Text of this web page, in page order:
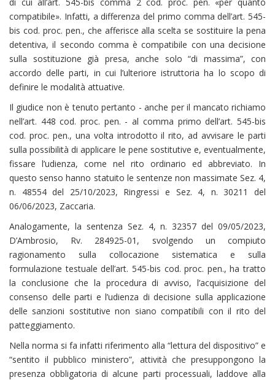
compatibile». Infatti, a differenza del primo comma dell’art. 545-
bis cod. proc. pen., che afferisce alla scelta se sostituire la pena
detentiva, il secondo comma è compatibile con una decisione
sulla sostituzione già presa, anche solo “di massima”, con
accordo delle parti, in cui l’ulteriore istruttoria ha lo scopo di
definire le modalità attuative.
Il giudice non è tenuto pertanto - anche per il mancato richiamo
nell’art. 448 cod. proc. pen. - al comma primo dell’art. 545-bis
cod. proc. pen., una volta introdotto il rito, ad avvisare le parti
sulla possibilità di applicare le pene sostitutive e, eventualmente,
fissare l’udienza, come nel rito ordinario ed abbreviato. In
questo senso hanno statuito le sentenze non massimate Sez. 4,
n. 48554 del 25/10/2023, Ringressi e Sez. 4, n. 30211 del
06/06/2023, Zaccaria.
Analogamente, la sentenza Sez. 4, n. 32357 del 09/05/2023,
D’Ambrosio, Rv. 284925-01, svolgendo un compiuto
ragionamento sulla collocazione sistematica e sulla
formulazione testuale dell’art. 545-bis cod. proc. pen., ha tratto
la conclusione che la procedura di avviso, l’acquisizione del
consenso delle parti e l’udienza di decisione sulla applicazione
delle sanzioni sostitutive non siano compatibili con il rito del
patteggiamento.
Nella norma si fa infatti riferimento alla “lettura del dispositivo” e
“sentito il pubblico ministero”, attività che presuppongono la
presenza obbligatoria di alcune parti processuali, laddove alla